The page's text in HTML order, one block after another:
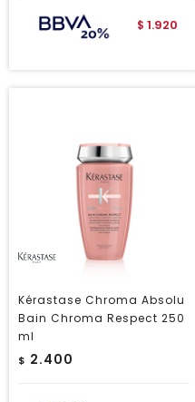
$ 1.920
Kérastase Chroma Absolu
Bain Chroma Respect 250
ml
$ 2.400